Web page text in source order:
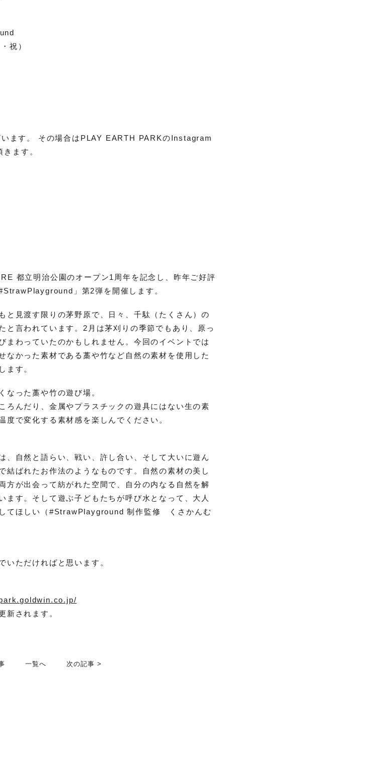
祝）
ます。 その場合はPLAY EARTH PARKのInstagram
ます。
都立明治公園のオープン1周年を記念し、昨年ご好評
」第2弾を開催します。
と見渡す限りの茅野原で、日々、千駄（たくさん）の
と言われています。2月は茅刈りの季節でもあり、原っ
まわっていたのかもしれません。今回のイベントでは
なかった素材である藁や竹など自然の素材を使用した
ます。
なった藁や竹の遊び場。
ろんだり、金属やプラスチックの遊具にはない生の素
で変化する素材感を楽しんでください。
、自然と語らい、戦い、許し合い、そして大いに遊ん
結ばれたお作法のようなものです。自然の素材の美し
方が出会って紡がれた空間で、自分の内なる自然を解
ます。そして遊ぶ子どもたちが呼び水となって、大人
てほしい（#StrawPlayground 制作監修 くさかんむ
いただければと思います。
新されます。
一覧へ 次の記事 >